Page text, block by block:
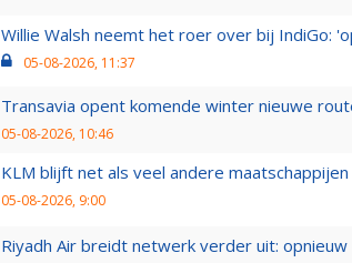
Willie Walsh neemt het roer over bij IndiGo:
05-08-2026, 11:37
Transavia opent komende winter nieuwe
05-08-2026, 10:46
KLM blijft net als veel andere
05-08-2026, 9:00
Riyadh Air breidt netwerk verder uit: